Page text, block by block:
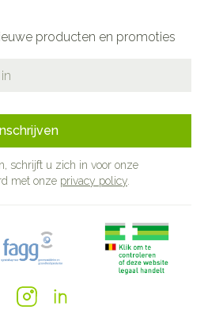
producten en promoties
schrijft u zich in voor onze
met onze privacy policy